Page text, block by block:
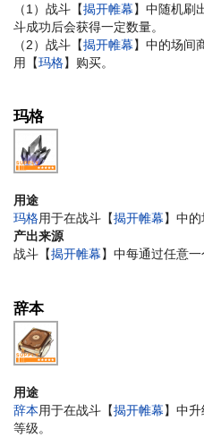
（1）战斗【揭开帷幕】中随机刷
斗成功后会获得一定数量。
（2）战斗【揭开帷幕】中的场间
用【玛格】购买。
玛格
用途
玛格用于在战斗【揭开帷幕】中的
产出来源
战斗【揭开帷幕】中每通过任意一
辞本
用途
辞本用于在战斗【揭开帷幕】中
等级。